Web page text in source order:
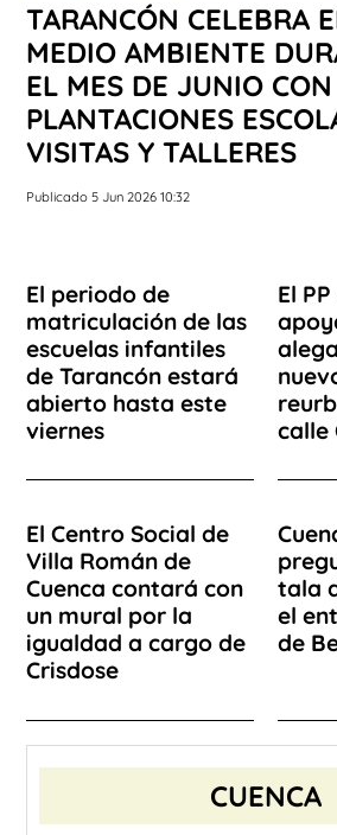
TARANCÓN CELEBRA
MEDIO AMBIENTE
EL MES DE JUNIO CON
PLANTACIONES
VISITAS Y TALLERES
Publicado 5 Jun 2026 10:32
El periodo de
matriculación de las
escuelas infantiles
de Tarancón estará
abierto hasta este
viernes
El
calle
El Centro Social de
Villa Román de
Cuenca contará con
un mural por la
igualdad a cargo de
Crisdose
tala
el
de
CUENCA